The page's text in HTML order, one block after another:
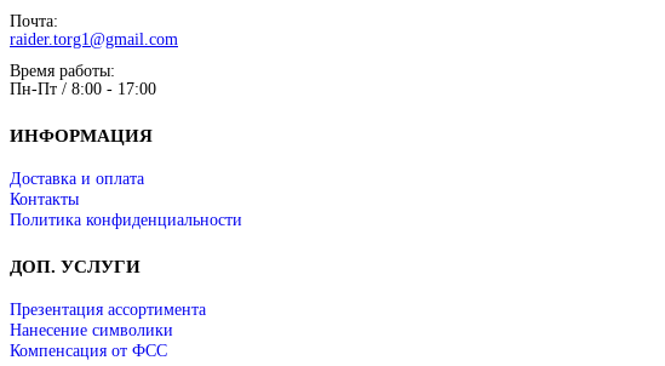
Почта:
raider.torg1@gmail.com
Время работы:
Пн-Пт / 8:00 - 17:00
ИНФОРМАЦИЯ
Доставка и оплата
Контакты
Политика конфиденциальности
ДОП. УСЛУГИ
Презентация ассортимента
Нанесение символики
Компенсация от ФСС